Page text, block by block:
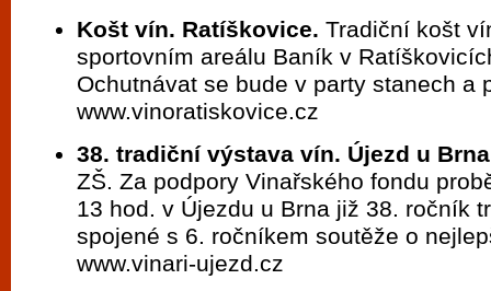
Košt vín. Ratíškovice. Tradiční košt
sportovním areálu Baník v
Ochutnávat se bude v party stanech a
www.vinoratiskovice.cz
38. tradiční výstava vín. Újezd u Brna
ZŠ. Za podpory Vinařského fondu
13 hod. v Újezdu u Brna již 38. ročník
spojené s 6. ročníkem soutěže o
www.vinari-ujezd.cz